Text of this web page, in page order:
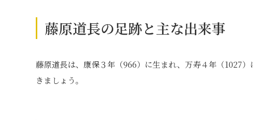
藤原道長の足跡と主な出来事
藤原道長は、康保３年（966）に生まれ、万寿４年（1027
きましょう。